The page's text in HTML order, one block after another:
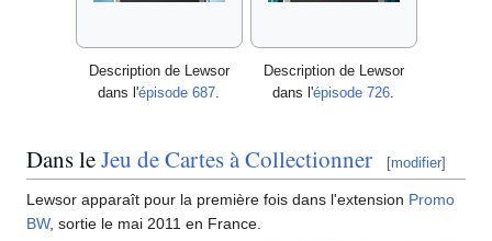
Description de Lewsor
dans l'épisode 687.
Description de Lewsor
dans l'épisode 726.
Dans leJeu de Cartes à Collectionner [modifier]
Lewsor apparaît pour la première fois dans l'extension Promo
BW, sortie le mai 2011 en France.